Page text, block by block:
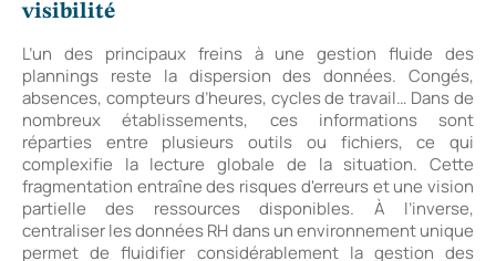
visibilité
L’un des principaux freins à une gestion fluide des
plannings reste la dispersion des données. Congés,
absences, compteurs d’heures, cycles de travail… Dans de
nombreux établissements, ces informations sont
réparties entre plusieurs outils ou fichiers, ce qui
complexifie la lecture globale de la situation. Cette
fragmentation entraîne des risques d'erreurs et une vision
partielle des ressources disponibles. À l’inverse,
centraliser les données RH dans un environnement unique
permet de fluidifier considérablement la gestion des